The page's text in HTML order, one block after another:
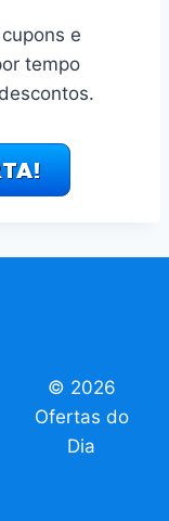
e
tempo
© 2026
Ofertas do
Dia